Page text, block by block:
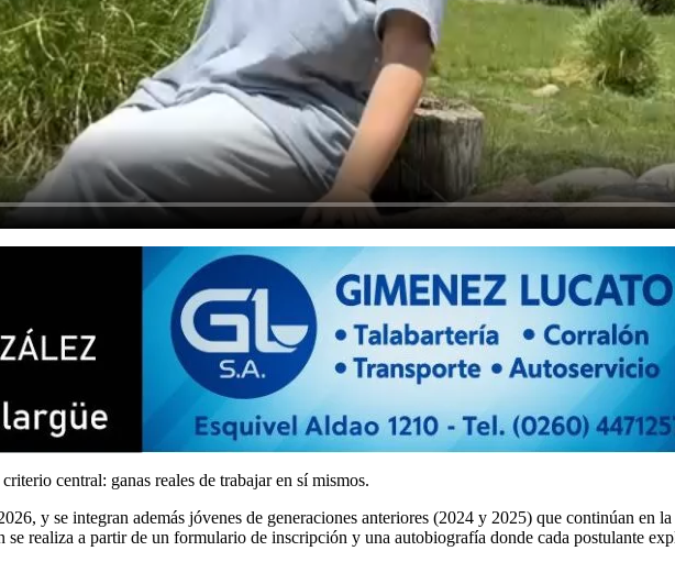
central: ganas reales de trabajar en sí mismos.
y se integran además jóvenes de generaciones anteriores (2024 y 2025) que continúan en
realiza a partir de un formulario de inscripción y una autobiografía donde cada postulante